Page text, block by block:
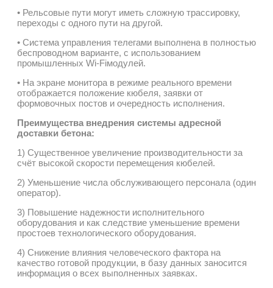
• Рельсовые пути могут иметь сложную трассировку,
переходы с одного пути на другой.
• Система управления телегами выполнена в полностью
беспроводном варианте, с использованием
промышленных Wi-Fiмодулей.
• На экране монитора в режиме реального времени
отображается положение кюбеля, заявки от
формовочных постов и очередность исполнения.
Преимущества внедрения системы адресной
доставки бетона:
1) Существенное увеличение производительности за
счёт высокой скорости перемещения кюбелей.
2) Уменьшение числа обслуживающего персонала (один
оператор).
3) Повышение надежности исполнительного
оборудования и как следствие уменьшение времени
простоев технологического оборудования.
4) Снижение влияния человеческого фактора на
качество готовой продукции, в базу данных заносится
информация о всех выполненных заявках.